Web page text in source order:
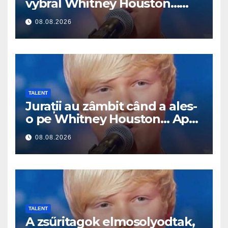
vybral Whitney Houston…
Pak začal zpívat
08.08.2026
TALENT
Jurații au zâmbit când a ales-
o pe Whitney Houston… Apoi
a început să cânte
08.08.2026
TALENT
A zsűritagok elmosolyodtak,